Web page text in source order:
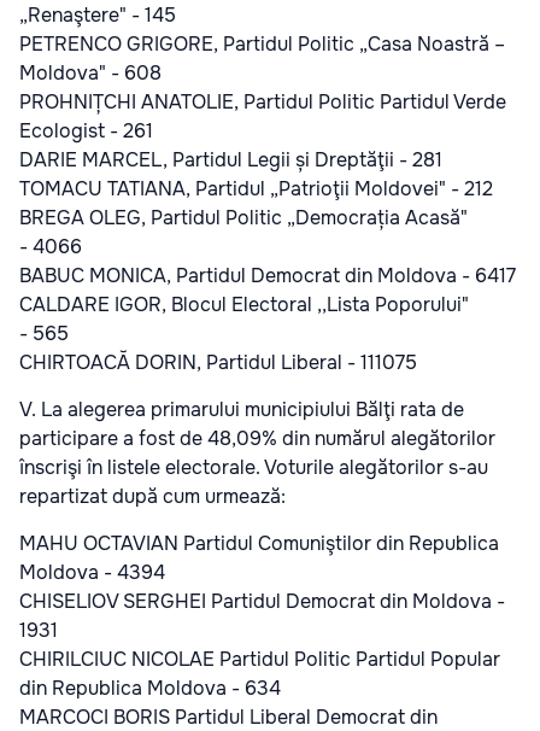
„Renaştere" - 145
PETRENCO GRIGORE, Partidul Politic „Casa Noastră –
Moldova" - 608
PROHNIȚCHI ANATOLIE, Partidul Politic Partidul Verde
Ecologist - 261
DARIE MARCEL, Partidul Legii și Dreptăţii - 281
TOMACU TATIANA, Partidul „Patrioţii Moldovei" - 212
BREGA OLEG, Partidul Politic „Democrația Acasă"
- 4066
BABUC MONICA, Partidul Democrat din Moldova - 6417
CALDARE IGOR, Blocul Electoral ,,Lista Poporului"
- 565
CHIRTOACĂ DORIN, Partidul Liberal - 111075
V. La alegerea primarului municipiului Bălţi rata de
participare a fost de 48,09% din numărul alegătorilor
înscrişi în listele electorale. Voturile alegătorilor s-au
repartizat după cum urmează:
MAHU OCTAVIAN Partidul Comuniştilor din Republica
Moldova - 4394
CHISELIOV SERGHEI Partidul Democrat din Moldova -
1931
CHIRILCIUC NICOLAE Partidul Politic Partidul Popular
din Republica Moldova - 634
MARCOCI BORIS Partidul Liberal Democrat din